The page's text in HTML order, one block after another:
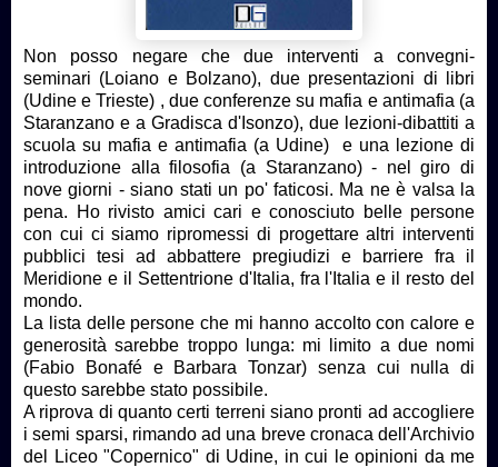
Non posso negare che due interventi a convegni-
seminari (Loiano e Bolzano), due presentazioni di libri
(Udine e Trieste) , due conferenze su mafia e antimafia (a
Staranzano e a Gradisca d'Isonzo), due lezioni-dibattiti a
scuola su mafia e antimafia (a Udine) e una lezione di
introduzione alla filosofia (a Staranzano) - nel giro di
nove giorni - siano stati un po' faticosi. Ma ne è valsa la
pena. Ho rivisto amici cari e conosciuto belle persone
con cui ci siamo ripromessi di progettare altri interventi
pubblici tesi ad abbattere pregiudizi e barriere fra il
Meridione e il Settentrione d'Italia, fra l'Italia e il resto del
mondo.
La lista delle persone che mi hanno accolto con calore e
generosità sarebbe troppo lunga: mi limito a due nomi
(Fabio Bonafé e Barbara Tonzar) senza cui nulla di
questo sarebbe stato possibile.
A riprova di quanto certi terreni siano pronti ad accogliere
i semi sparsi, rimando ad una breve cronaca dell'Archivio
del Liceo "Copernico" di Udine, in cui le opinioni da me